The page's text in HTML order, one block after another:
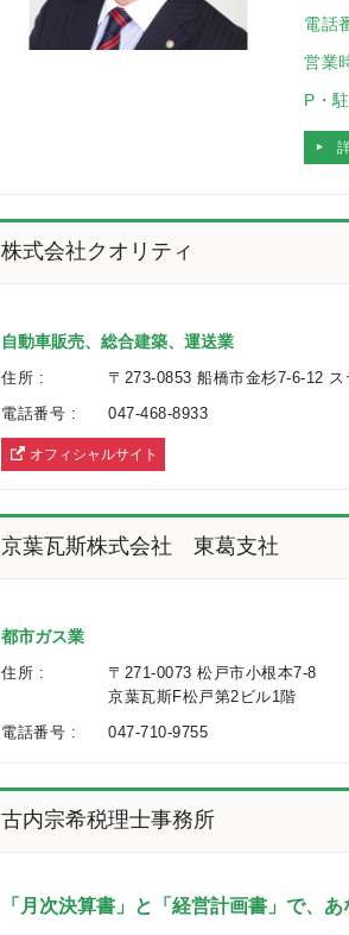
電話
営業
P・
株式会社クオリティ
自動車販売、総合建築、運送業
住所 :
〒273-0853 船橋市金杉7-6-12 ス
電話番号 :
047-468-8933
オフィシャルサイト
へ
京葉瓦斯株式会社 東葛支社
都市ガス業
住所 :
〒271-0073 松戸市小根本7-8
京葉瓦斯F松戸第2ビル1階
電話番号 :
047-710-9755
古内宗希税理士事務所
「月次決算書」と「経営計画書」で、